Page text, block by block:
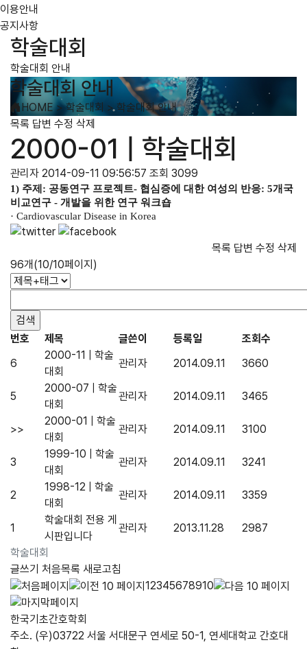
이용안내
공지사항
학술대회
학술대회 안내
학술대회 안내
HOME>학술대회 >학술대회 안내
목록 답변 수정 삭제
2000-01 | 학술대회
관리자 2014-09-11 09:56:57 조회 3099
1) 주제 : 공동연구 프로젝트- 협심증에 대한 여성의 반응: 5개국
비교연구 - 개발을 위한 연구 워크숍
· Cardiovascular Disease in Korea
목록 답변 수정 삭제
96개(10/10페이지)
학술대회
번호 제목 글쓴이 등록일
조회수
6
2000-11 | 학술
대회
관리자 2014.09.11 3660
5
2000-07 | 학술
대회
관리자 2014.09.11 3465
>>
2000-01 | 학술
대회
관리자 2014.09.11 3100
3
1999-10 | 학술
대회
관리자 2014.09.11 3241
2
1998-12 | 학술
대회
관리자 2014.09.11 3359
1
학술대회 전용 게
시판입니다
관리자 2013.11.28 2987
글쓰기 처음목록 새로고침
12345678910
한국기초간호학회
주소. (우)03722 서울 서대문구 연세로 50-1, 연세대학교 간호대